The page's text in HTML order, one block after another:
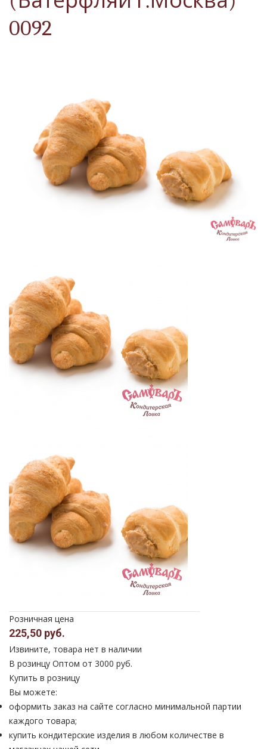
0092
Розничная цена
225,50 руб.
Извините, товара нет в наличии
В розинцу Оптом от 3000 руб.
Купить в розницу
Вы можете:
оформить заказ на сайте согласно минимальной партии
каждого товара;
купить кондитерские изделия в любом количестве в